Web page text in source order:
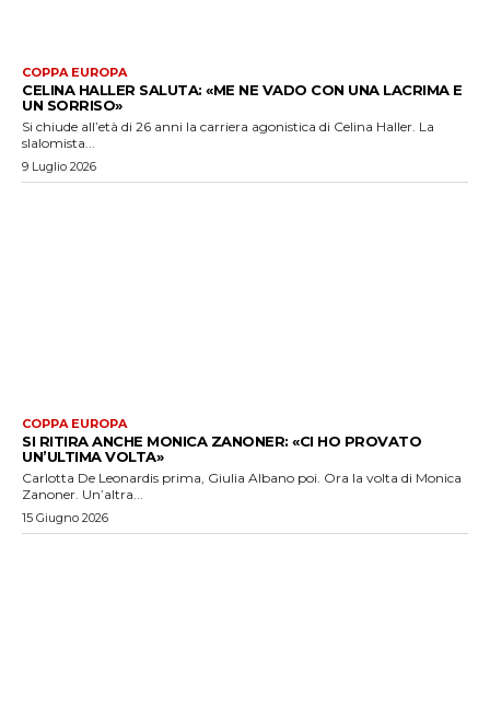
COPPA EUROPA
CELINA HALLER SALUTA: «ME NE VADO CON UNA LACRIMA E
UN SORRISO»
Si chiude all’età di 26 anni la carriera agonistica di Celina Haller. La
slalomista...
9 Luglio 2026
COPPA EUROPA
SI RITIRA ANCHE MONICA ZANONER: «CI HO PROVATO
UN’ULTIMA VOLTA»
Carlotta De Leonardis prima, Giulia Albano poi. Ora la volta di Monica
Zanoner. Un’altra...
15 Giugno 2026